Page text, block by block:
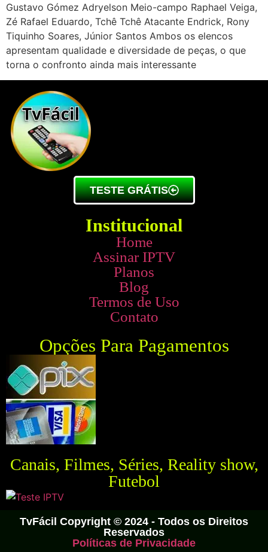
Gustavo Gómez Adryelson Meio-campo Raphael Veiga,
Zé Rafael Eduardo, Tchê Tchê Atacante Endrick, Rony
Tiquinho Soares, Júnior Santos Ambos os elencos
apresentam qualidade e diversidade de peças, o que
torna o confronto ainda mais interessante
TESTE GRÁTIS
Institucional
Home
Assinar IPTV
Planos
Blog
Termos de Uso
Contato
Opções Para Pagamentos
Canais, Filmes, Séries, Reality show,
Futebol
TvFácil Copyright © 2024 - Todos os Direitos
Reservados
Políticas de Privacidade